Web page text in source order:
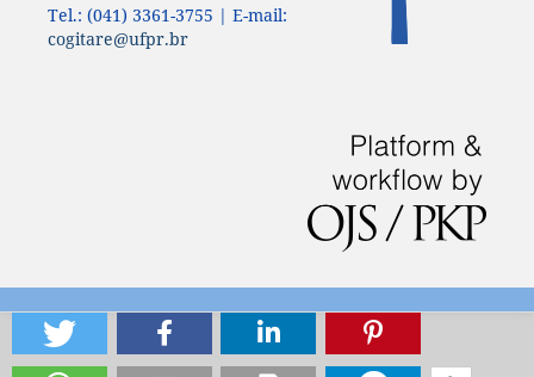
Tel.: (041) 3361-3755 | E-mail:
cogitare@ufpr.br